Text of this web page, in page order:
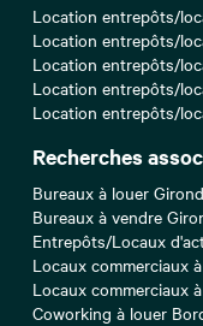
Location entrepôts/
Location entrepôts/
Location entrepôts/
Location entrepôts/
Location entrepôts/
Recherches
Bureaux à louer
Bureaux à vendre
Entrepôts/Locaux
Locaux commerciaux
Locaux commerciaux
Coworking à louer